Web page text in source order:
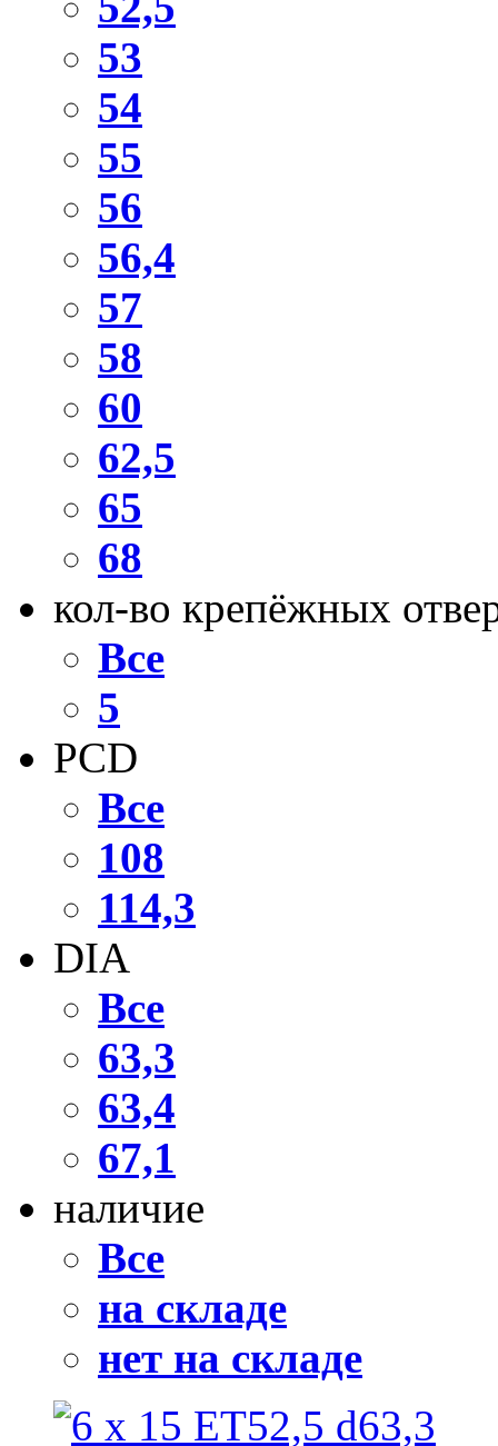
53
54
55
56
56,4
57
58
60
62,5
65
68
кол-во крепёжных
Все
5
PCD
Все
108
114,3
DIA
Все
63,3
63,4
67,1
наличие
Все
на складе
нет на складе